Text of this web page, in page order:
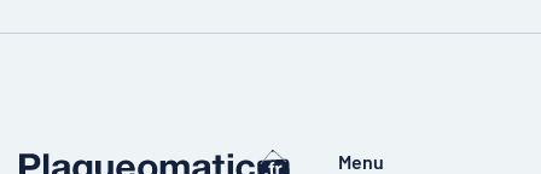
Menu